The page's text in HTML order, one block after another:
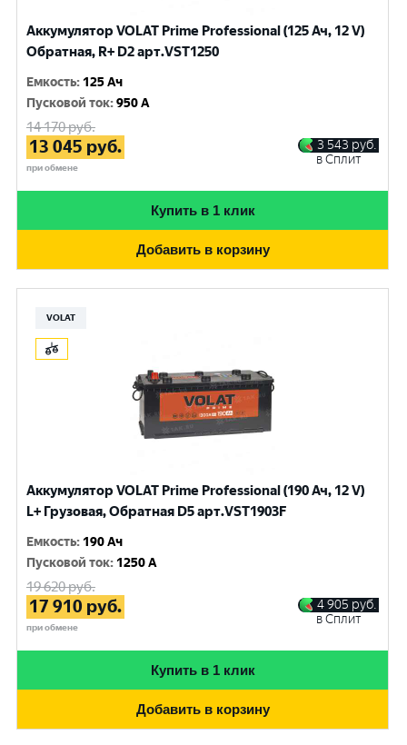
Аккумулятор VOLAT Prime Professional (125 Ач, 12 V)
Обратная, R+ D2 арт.VST1250
Емкость: 125 Ач
Пусковой ток:950 A
14 170руб.
13 045 руб.
при обмене
3 543 руб.
в Сплит
Купить в 1 клик
Добавить в корзину
VOLAT
Аккумулятор VOLAT Prime Professional (190 Ач, 12 V)
L+ Грузовая, Обратная D5 арт.VST1903F
Емкость: 190 Ач
Пусковой ток: 1250 A
19 620руб.
17 910 руб.
при обмене
4 905 руб.
в Сплит
Купить в 1 клик
Добавить в корзину